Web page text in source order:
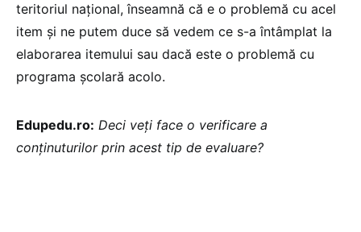
teritoriul național, înseamnă că e o problemă cu acel
item și ne putem duce să vedem ce s-a întâmplat la
elaborarea itemului sau dacă este o problemă cu
programa școlară acolo.
Edupedu.ro: Deci veți face o verificare a
conținuturilor prin acest tip de evaluare?